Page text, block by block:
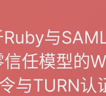
与
任模型的
与TURN认